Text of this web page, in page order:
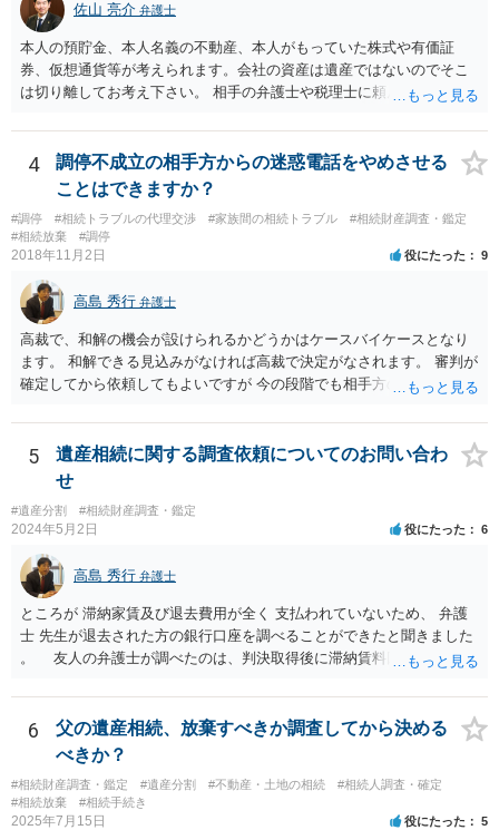
佐山 亮介 弁護士
本人の預貯金、本人名義の不動産、本人がもっていた株式や有価証
券、仮想通貨等が考えられます。会社の資産は遺産ではないのでそこ
は切り離してお考え下さい。 相手の弁護士や税理士に頼んでも守秘義
意に開示を求め、応じなければ「調査嘱託」という手続きを使って銀
行等に照会をかけることになるでしょう。 不動産は、相続登記が済ん
でいなければ市役所ないし区役所に、お子様と義父様のつながりがわ
かる戸籍一式を揃えてもちこみ、「名寄せ」という手続きをすると、
分かると思います。遺産分割協議書の偽造等により既に相続登記され
てしまっている場合は、住所などに当たりをつけて登記名義を調べて
すが、現代では、各々が自由に価格設定をしていますので、特に相場
はお示しできません。ただし、かつて日本弁護士連合会が設けていた
報酬基準を踏まえて価格設定している弁護士は一定数いると思います
ので、それが一応の目安となるでしょう。
4
調停不成立の相手方からの迷惑電話をやめさせる
ことはできますか？
#調停 #相続トラブルの代理交渉 #家族間の相続トラブル
#相続財産調査・鑑定
#相続放棄
#調停
2018年11月2日 役にたった 9
高島 秀行 弁護士
高裁で、和解の機会が設けられるかどうかはケースバイケースとなり
ます。 和解できる見込みがなければ高裁で決定がなされます。 審判が
確定してから依頼してもよいですが 今の段階でも相手方の連絡が迷惑
5
遺産相続に関する調査依頼についてのお問い合わ
せ
#遺産分割 #相続財産調査・鑑定
2024年5月2日 役にたった 6
高島 秀行 弁護士
ところが 滞納家賃及び退去費用が全く 支払われていないため、 弁護
士 先生が退去された方の銀行口座を調べることができたと聞きました
。 友人の弁護士が調べたのは、判決取得後に滞納賃料回収のため
預金の入出金履歴を調べたわけではありません。 残念ながら、事案
や目的も異なりますし、開示の内容も異なります。
6
父の遺産相続、放棄すべきか調査してから決める
べきか？
#相続財産調査・鑑定 #遺産分割 #不動産・土地の相続
#相続人調査・確定
#相続放棄
#相続手続き
2025年7月15日 役にたった 5